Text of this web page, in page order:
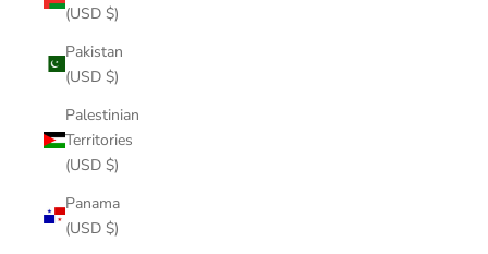
(USD $)
Pakistan
(USD $)
Palestinian
Territories
(USD $)
Panama
(USD $)